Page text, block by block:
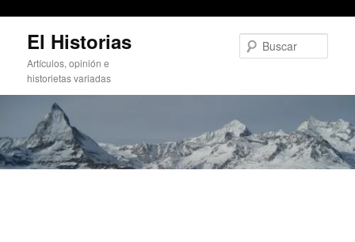
contenido
principal
El Historias
Artículos, opinión e
historietas variadas